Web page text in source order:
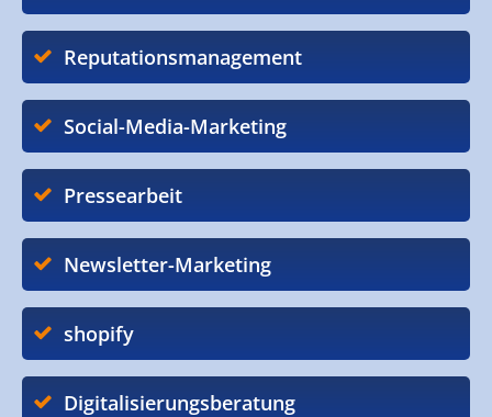
Reputationsmanagement
Social-Media-Marketing
Pressearbeit
Newsletter-Marketing
shopify
Digitalisierungsberatung